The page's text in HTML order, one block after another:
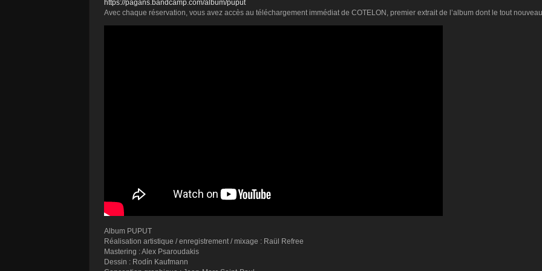
https://pagans.bandcamp.com/album/puput
Avec chaque réservation, vous avez accès au téléchargement immédiat de COTELON, premier extrait de l’album dont le tout
Album PUPUT
Réalisation artistique / enregistrement / mixage : Raül Refree
Mastering : Alex Psaroudakis
Dessin : Rodín Kaufmann